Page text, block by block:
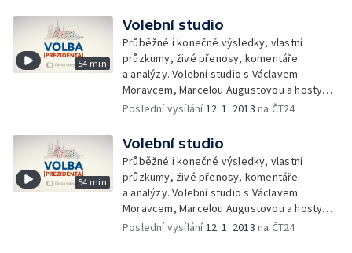
54 min
Volební studio
Průběžné i konečné výsledky, vlastní
průzkumy, živé přenosy, komentáře
a analýzy. Volební studio s Václavem
Moravcem, Marcelou Augustovou a hosty
z řad politiků, sympatizantů, sociologů,
Poslední vysílání12. 1. 2013 na ČT24
54 min
Volební studio
Průběžné i konečné výsledky, vlastní
průzkumy, živé přenosy, komentáře
a analýzy. Volební studio s Václavem
Moravcem, Marcelou Augustovou a hosty
z řad politiků, sympatizantů, sociologů,
Poslední vysílání12. 1. 2013 na ČT24